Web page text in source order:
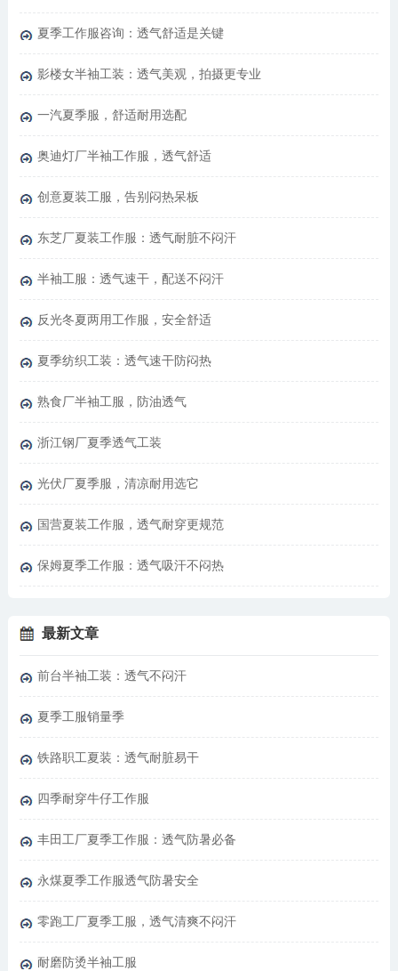
夏季工作服咨询：透气舒适是关键
影楼女半袖工装：透气美观，拍摄更专业
一汽夏季服，舒适耐用选配
奥迪灯厂半袖工作服，透气舒适
创意夏装工服，告别闷热呆板
东芝厂夏装工作服：透气耐脏不闷汗
半袖工服：透气速干，配送不闷汗
反光冬夏两用工作服，安全舒适
夏季纺织工装：透气速干防闷热
熟食厂半袖工服，防油透气
浙江钢厂夏季透气工装
光伏厂夏季服，清凉耐用选它
国营夏装工作服，透气耐穿更规范
保姆夏季工作服：透气吸汗不闷热
最新文章
前台半袖工装：透气不闷汗
夏季工服销量季
铁路职工夏装：透气耐脏易干
四季耐穿牛仔工作服
丰田工厂夏季工作服：透气防暑必备
永煤夏季工作服透气防暑安全
零跑工厂夏季工服，透气清爽不闷汗
耐磨防烫半袖工服